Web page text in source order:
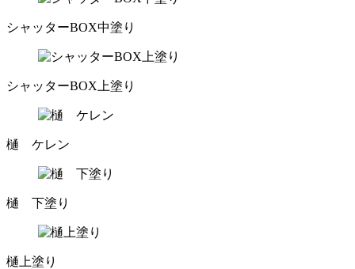
シャッターBOX中塗り
シャッターBOX上塗り
樋 ケレン
樋 下塗り
樋上塗り